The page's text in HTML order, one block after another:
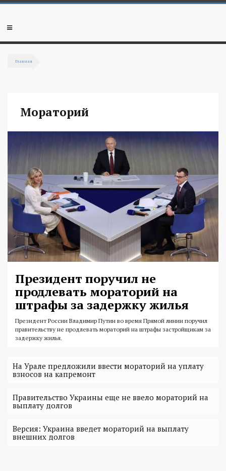
Перейти к основному содержанию
Мобильное
Главная
Мораторий
Президент поручил не
продлевать мораторий на
штрафы за задержку жилья
Президент России Владимир Путин во время Прямой линии поручил
правительству не продлевать мораторий на штрафы застройщикам за
задержку жилья.
На Урале предложили ввести мораторий на уплату
взносов на капремонт
Правительство Украины еще не ввело мораторий на
выплату долгов
Версия: Украина введет мораторий на выплату
внешних долгов